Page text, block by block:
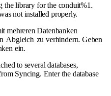
the library for the conduit%1.
not installed properly.
mehreren Datenbanken
Abgleich zu verhindern. Geben
ein.
to several databases,
Syncing. Enter the database